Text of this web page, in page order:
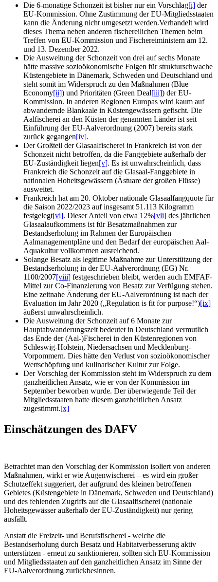
Die 6-monatige Schonzeit ist bisher nur ein Vorschlag[i] der
EU-Kommission. Ohne Zustimmung der EU-Mitgliedsstaaten
kann die Änderung nicht umgesetzt werden.Verhandelt wird
dieses Thema neben anderen fischereilichen Themen beim
Treffen von EU-Kommission und Fischereiministern am 12.
und 13. Dezember 2022.
Die Ausweitung der Schonzeit von drei auf sechs Monate
hätte massive sozioökonomische Folgen für strukturschwache
Küstengebiete in Dänemark, Schweden und Deutschland und
steht somit im Widerspruch zu den Maßnahmen (Blue
Economy[ii]) und Prioritäten (Green Deal[iii]) der EU-
Kommission. In anderen Regionen Europas wird kaum auf
abwandernde Blankaale in Küstengewässern gefischt. Die
Aalfischerei an den Küsten der genannten Länder ist seit
Einführung der EU-Aalverordnung (2007) bereits stark
zurück gegangen[iv].
Der Großteil der Glasaalfischerei in Frankreich ist von der
Schonzeit nicht betroffen, da die Fanggebiete außerhalb der
EU-Zuständigkeit liegen[v]. Es ist unwahrscheinlich, dass
Frankreich die Schonzeit auf die Glasaal-Fanggebiete in
nationalen Hoheitsgewässern (Ästuare der großen Flüsse)
ausweitet.
Frankreich hat am 20. Oktober nationale Glasaalfangquote für
die Saison 2022/2023 auf insgesamt 51.113 Kilogramm
festgelegt[vi]. Dieser Anteil von etwa 12%[vii] des jährlichen
Glasaalaufkommens ist für Besatzmaßnahmen zur
Bestandserholung im Rahmen der Europäischen
Aalmanagementpläne und den Bedarf der europäischen Aal-
Aquakultur vollkommen ausreichend.
Solange Besatz als legitime Maßnahme zur Unterstützung der
Bestandserholung in der EU-Aalverordnung (EG) Nr.
1100/2007[viii] festgeschrieben bleibt, werden auch EMFAF-
Mittel zur Co-Finanzierung von Besatz zur Verfügung stehen.
Eine zeitnahe Änderung der EU-Aalverordnung ist nach der
Evaluation im Jahr 2020 („Regulation is fit for purpose!“)[ix]
äußerst unwahrscheinlich.
Die Ausweitung der Schonzeit auf 6 Monate zur
Hauptabwanderungszeit bedeutet in Deutschland vermutlich
das Ende der (Aal-)Fischerei in den Küstenregionen von
Schleswig-Holstein, Niedersachsen und Mecklenburg-
Vorpommern. Dies hätte den Verlust von sozioökonomischer
Wertschöpfung und kulinarischer Kultur zur Folge.
Der Vorschlag der Kommission steht im Widerspruch zu dem
ganzheitlichen Ansatz, wie er von der Kommission im
September beworben wurde. Der überwiegende Teil der
Mitgliedsstaaten hatte diesem ganzheitlichen Ansatz
zugestimmt.[x]
Einschätzungen des DAFV
Betrachtet man den Vorschlag der Kommission isoliert von anderen
Maßnahmen, wirkt er wie Augenwischerei – es wird ein großer
Schutzeffekt suggeriert, der aufgrund des kleinen betroffenen
Gebietes (Küstengebiete in Dänemark, Schweden und Deutschland)
und des fehlenden Zugriffs auf die Glasaalfischerei (nationale
Hoheitsgewässer außerhalb der EU-Zuständigkeit) nur gering
ausfällt.
Anstatt die Freizeit- und Berufsfischerei - welche die
Bestandserholung durch Besatz und Habitatverbesserung aktiv
unterstützen - erneut zu sanktionieren, sollten sich EU-Kommission
und Mitgliedsstaaten auf den ganzheitlichen Ansatz im Sinne der
EU-Aalverordnung zurückbesinnen.